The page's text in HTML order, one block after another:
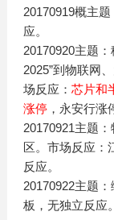
20170919概主
应。
20170920主题
2025”到物联网
场反应： 芯片和
涨停，永安行涨
20170921主题
区。市场反应：
反应。
20170922主题
板，无独立反应。